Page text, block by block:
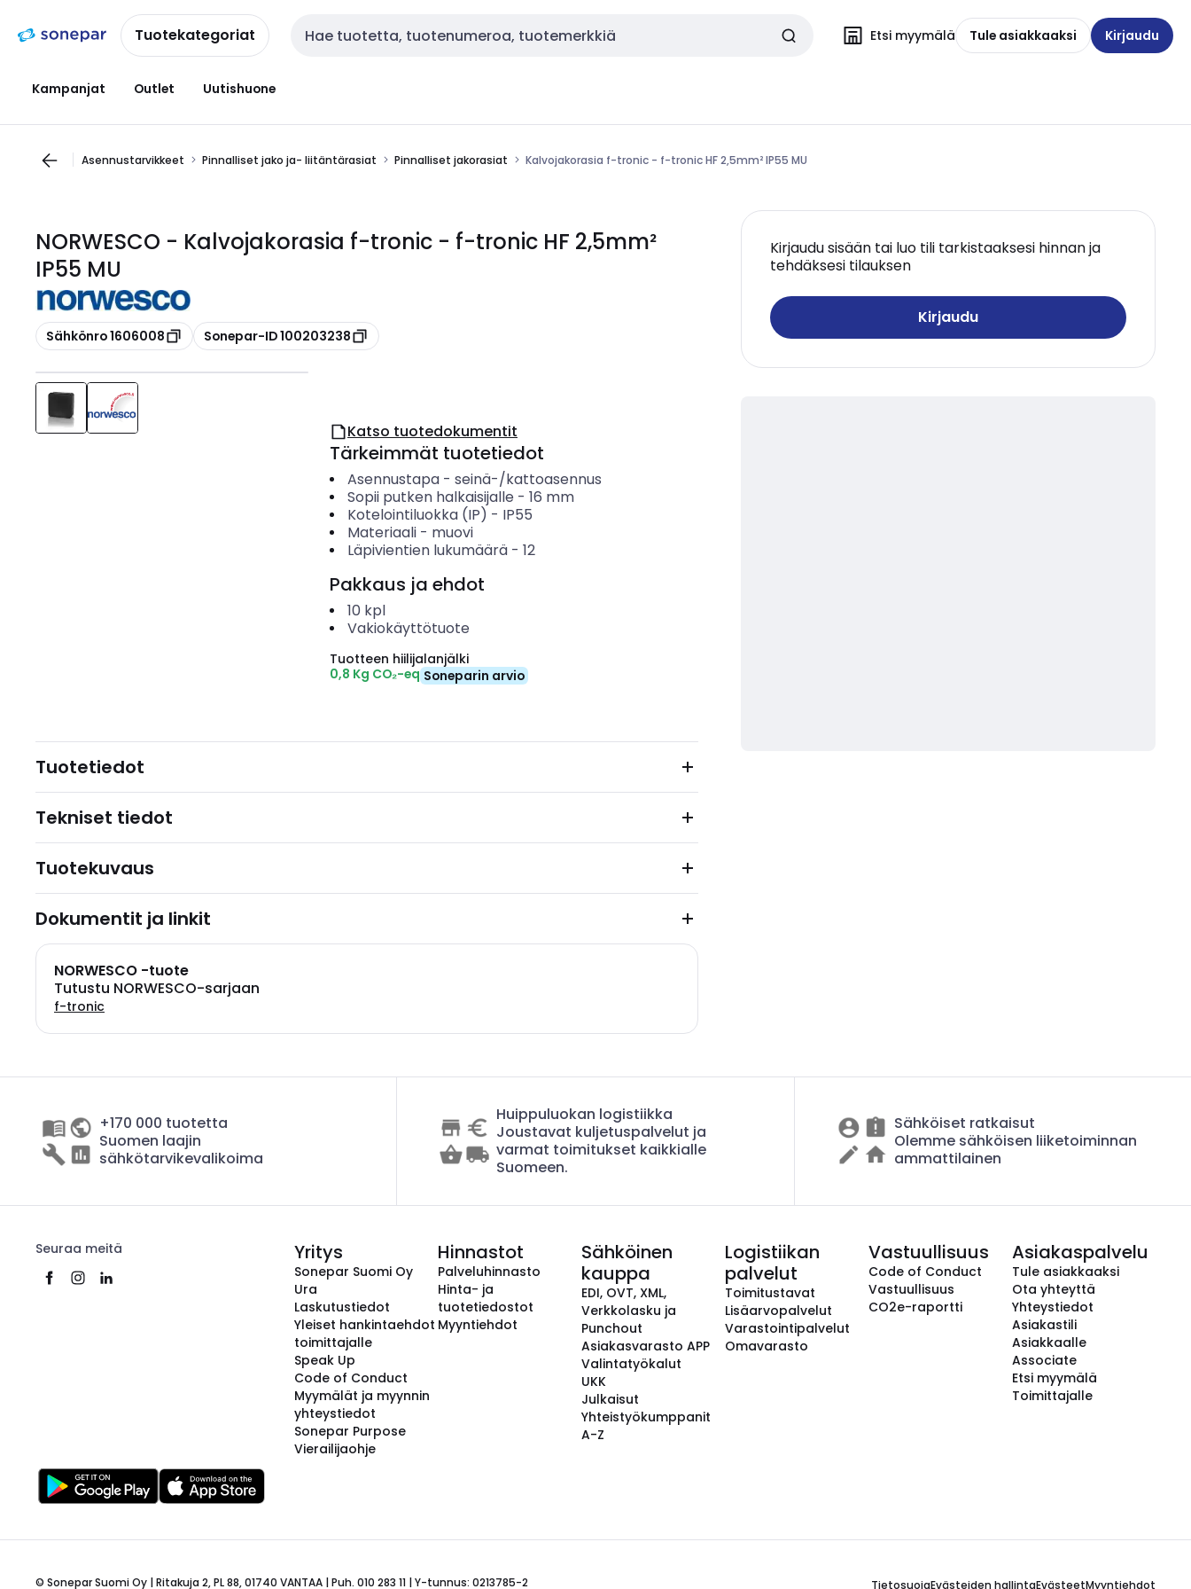
navigointiinsisältöönTuotekategoriat Haku Etsi myymälä Tule asiakkaaksi Kirjaudu
Kampanjat Outlet Uutishuone
Asennustarvikkeet Pinnalliset jako ja- liitäntärasiat Pinnalliset jakorasiat Kalvojakorasia f-tronic - f-tronic HF 2,5mm² IP55 MU
NORWESCO - Kalvojakorasia f-tronic - f-tronic HF 2,5mm²
IP55 MU
Kopioi
Sähkönro 1606008 Kopioi
Sonepar-ID 100203238
Kirjaudu sisään tai luo tili tarkistaaksesi hinnan ja
tehdäksesi tilauksen
Kirjaudu
Katso tuotedokumentit
Tärkeimmät tuotetiedot
Asennustapa- seinä-/kattoasennus
Sopii putken halkaisijalle - 16 mm
Kotelointiluokka (IP) - IP55
Materiaali- muovi
Läpivientien lukumäärä- 12
Pakkaus ja ehdot
10 kpl
Vakiokäyttötuote
Tuotteen hiilijalanjälki
0,8 Kg CO₂-eq Soneparin arvio
Tuotetiedot
Tekniset tiedot
Tuotekuvaus
Dokumentit ja linkit
NORWESCO -tuote
Tutustu NORWESCO-sarjaan
f-tronic
+170 000 tuotetta
Suomen laajin
sähkötarvikevalikoima
Huippuluokan logistiikka
Joustavat kuljetuspalvelut ja
varmat toimitukset kaikkialle
Suomeen.
Sähköiset ratkaisut
Olemme sähköisen liiketoiminnan
ammattilainen
Seuraa meitä Yritys
Sonepar Suomi Oy
Ura
Laskutustiedot
Yleiset hankintaehdot
toimittajalle
Speak Up
Code of Conduct
Myymälät ja myynnin
yhteystiedot
Sonepar Purpose
Vierailijaohje
Hinnastot
Palveluhinnasto
Hinta- ja
tuotetiedostot
Myyntiehdot
Sähköinen
kauppa
EDI, OVT, XML,
Verkkolasku ja
Punchout
Asiakasvarasto APP
Valintatyökalut
UKK
Julkaisut
Yhteistyökumppanit
A-Z
Logistiikan
palvelut
Toimitustavat
Lisäarvopalvelut
Varastointipalvelut
Omavarasto
Vastuullisuus
Code of Conduct
Vastuullisuus
CO2e-raportti
Asiakaspalvelu
Tule asiakkaaksi
Ota yhteyttä
Yhteystiedot
Asiakastili
Asiakkaalle
Associate
Etsi myymälä
Toimittajalle
© Sonepar Suomi Oy | Ritakuja 2, PL 88, 01740 VANTAA | Puh. 010 283 11 | Y-tunnus: 0213785-2 TietosuojaEvästeiden hallintaEvästeetMyyntiehdot